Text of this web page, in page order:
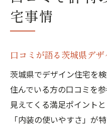
宅事情
口コミが語る茨城県デ
茨城県でデザイン住宅を
住んでいる方の口コミを
見えてくる満足ポイント
「内装の使いやすさ」が